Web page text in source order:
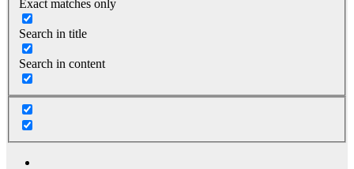
Exact matches only
Search in title
Search in content